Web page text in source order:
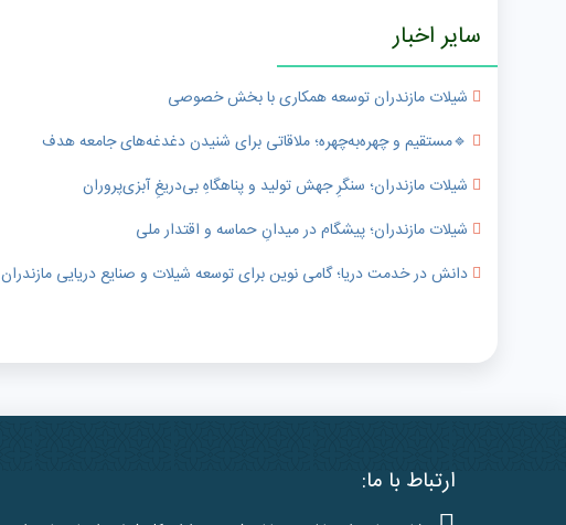
سایر اخبار
شیلات مازندران توسعه همکاری با بخش خصوصی
🔹️مستقیم و چهره‌به‌چهره؛ ملاقاتی برای شنیدن دغدغه‌های جامعه هدف
شیلات مازندران؛ سنگرِ جهش تولید و پناهگاهِ بی‌دریغِ آبزی‌پروران
شیلات مازندران؛ پیشگام در میدانِ حماسه و اقتدار ملی
دانش در خدمت دریا؛ گامی نوین برای توسعه شیلات و صنایع دریایی مازندران
ارتباط با ما: